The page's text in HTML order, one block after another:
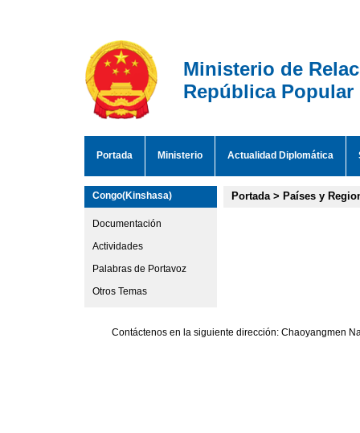
Ministerio de
República Popular
Portada Ministerio Actualidad Diplomática
Congo(Kinshasa)
Documentación
Actividades
Palabras de Portavoz
Otros Temas
Portada> Países y
Contáctenos en la siguiente dirección: Chaoyangmen